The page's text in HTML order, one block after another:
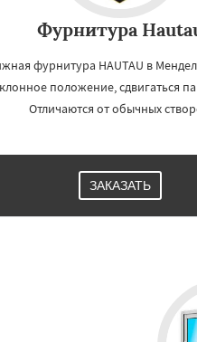
Фурнитура
фурнитура HAUTAU в
положение, сдвигаться
Отличаются от обычных
ЗАКАЗАТЬ